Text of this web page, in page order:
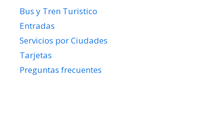
Bus y Tren Turistico
Entradas
Servicios por Ciudades
Tarjetas
Preguntas frecuentes